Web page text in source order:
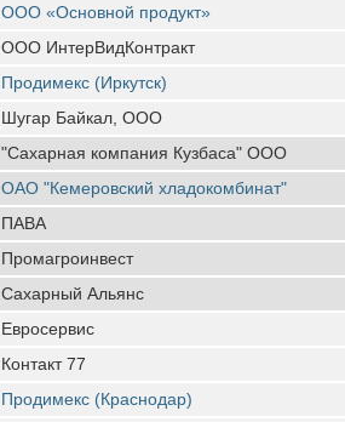
ООО «Основной продукт»
ООО ИнтерВидКонтракт
Продимекс (Иркутск)
Шугар Байкал, ООО
"Сахарная компания Кузбаса" ООО
ОАО "Кемеровский хладокомбинат"
ПАВА
Промагроинвест
Сахарный Альянс
Евросервис
Контакт 77
Продимекс (Краснодар)